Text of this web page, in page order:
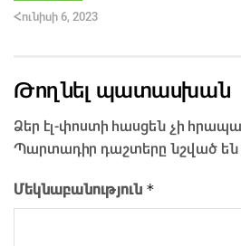
Հունիսի 6, 2023
Թողնել պատասխան
Ձեր էլ-փոստի հասցեն չի
Պարտադիր դաշտերը նշված են
Մեկնաբանություն *